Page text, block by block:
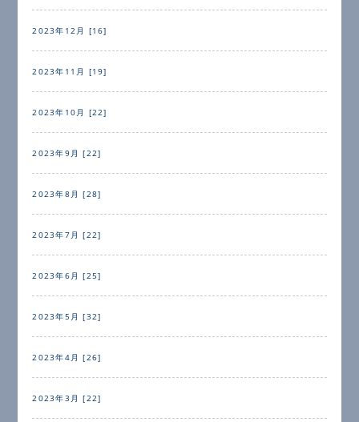
2023年12月 [16]
2023年11月 [19]
2023年10月 [22]
2023年9月 [22]
2023年8月 [28]
2023年7月 [22]
2023年6月 [25]
2023年5月 [32]
2023年4月 [26]
2023年3月 [22]